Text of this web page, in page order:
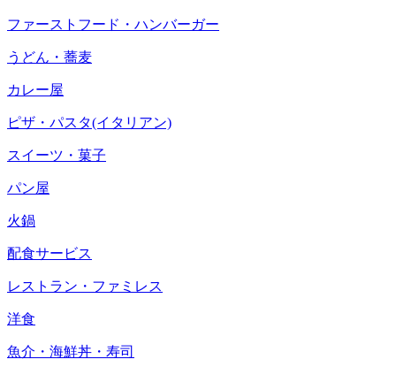
ファーストフード・ハンバーガー
うどん・蕎麦
カレー屋
ピザ・パスタ(イタリアン)
スイーツ・菓子
パン屋
火鍋
配食サービス
レストラン・ファミレス
洋食
魚介・海鮮丼・寿司